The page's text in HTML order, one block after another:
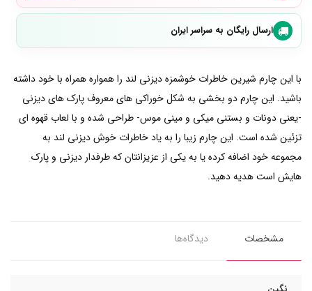
ارسال رایگان به سراسر ایران
با این چارم شیرین خاطرات خوشمزه دیزنی لند را همواره همراه با خود داشته
باشید. این چارم دو بخشی به شکل خوراکی های معروف پارک های دیزنی
-یعنی دونات و بستنی میکی و مینی موس- طراحی شده و با لعاب قهوه ای
تزئین شده است. این چارم زیبا را به یاد خاطرات خوش دیزنی لند به
مجموعه خود اضافه کرده یا به یکی از عزیزانتان که طرفدار دیزنی و پارک
هایش است هدیه دهید.
مشخصات دیدگاه‌ها